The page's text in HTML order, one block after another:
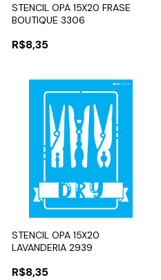
STENCIL OPA 15X20 FRASE
BOUTIQUE 3306
R$8,35
STENCIL OPA 15X20
LAVANDERIA 2939
R$8,35